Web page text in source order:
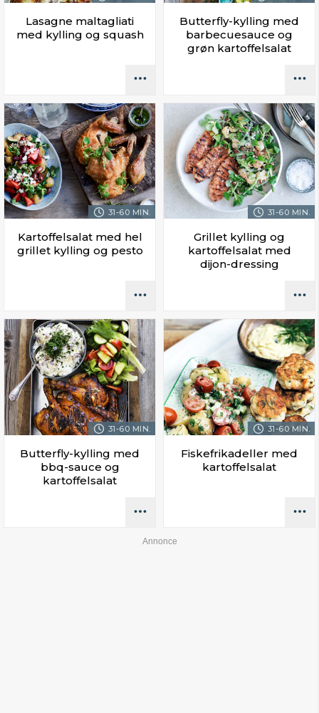
Lasagne maltagliati
med kylling og squash
Butterfly-kylling med
barbecuesauce og
grøn kartoffelsalat
31-60 MIN.
Kartoffelsalat med hel
grillet kylling og pesto
31-60 MIN.
Grillet kylling og
kartoffelsalat med
dijon-dressing
31-60 MIN.
Butterfly-kylling med
bbq-sauce og
kartoffelsalat
31-60 MIN.
Fiskefrikadeller med
kartoffelsalat